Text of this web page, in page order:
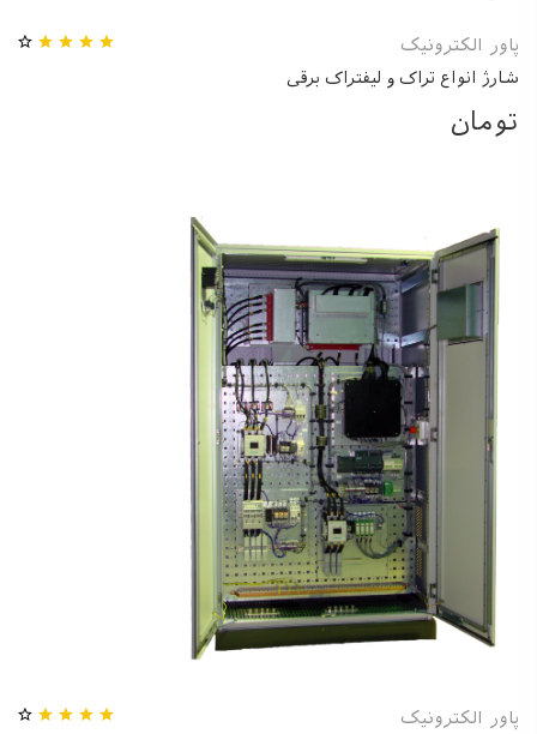
پاور الکترونیک
شارژ انواع تراک و لیفتراک برقی
تومان
پاور الکترونیک